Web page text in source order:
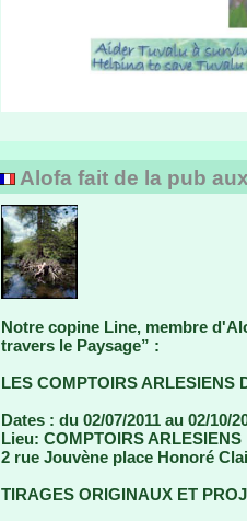
Alofa fait de la pub
Notre copine Line, membre
travers le Paysage” :
LES COMPTOIRS ARLESIENS
Dates : du 02/07/2011 au 02/10/
Lieu: COMPTOIRS ARLESIENS
2 rue Jouvène place Honoré
TIRAGES ORIGINAUX ET